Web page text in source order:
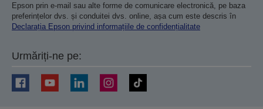
Epson prin e-mail sau alte forme de comunicare electronică, pe baza
preferințelor dvs. și conduitei dvs. online, așa cum este descris în
Declarația Epson privind informațiile de confidențialitate
Urmăriți-ne pe: